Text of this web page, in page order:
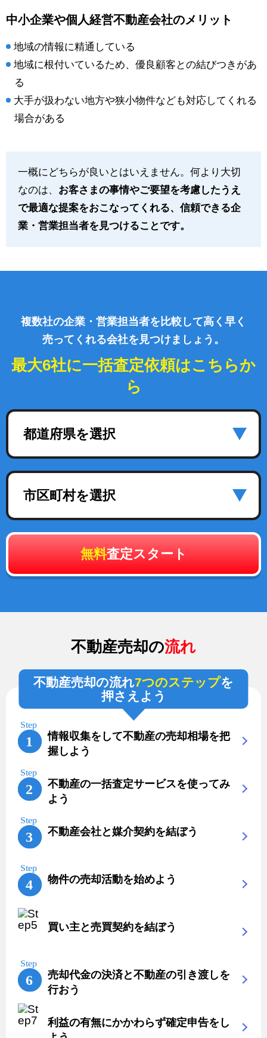
中小企業や個人経営不動産会社のメリット
地域の情報に精通している
地域に根付いているため、優良顧客との結びつきがあ
る
大手が扱わない地方や狭小物件なども対応してくれる
場合がある
一概にどちらが良いとはいえません。何より大切
なのは、 お客さまの事情やご要望を考慮したうえ
で最適な提案をおこなってくれる、信頼できる企
業・営業担当者を見つけることです。
複数社の企業・営業担当者を比較して高く早く
売ってくれる会社を見つけましょう。
最大6社に一括査定依頼はこちらか
ら
都道府県を選択
市区町村を選択
無料査定スタート
不動産売却の流れ
不動産売却の流れ7つのステップを
押さえよう
情報収集をして不動産の売却相場を把
握しよう
不動産の一括査定サービスを使ってみ
よう
不動産会社と媒介契約を結ぼう
物件の売却活動を始めよう
買い主と売買契約を結ぼう
売却代金の決済と不動産の引き渡しを
行おう
利益の有無にかかわらず確定申告をし